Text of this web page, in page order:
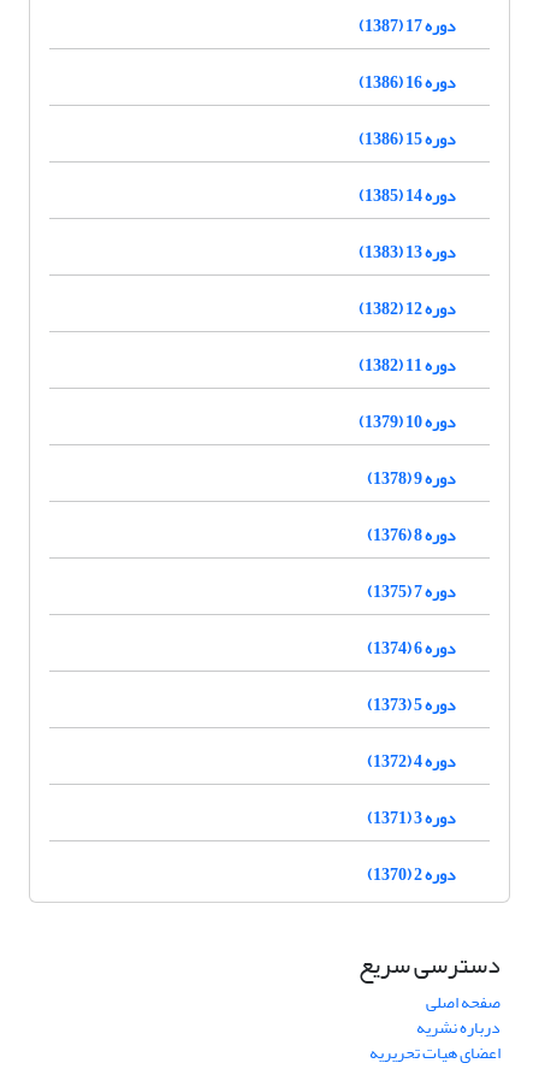
دوره 17 (1387)
دوره 16 (1386)
دوره 15 (1386)
دوره 14 (1385)
دوره 13 (1383)
دوره 12 (1382)
دوره 11 (1382)
دوره 10 (1379)
دوره 9 (1378)
دوره 8 (1376)
دوره 7 (1375)
دوره 6 (1374)
دوره 5 (1373)
دوره 4 (1372)
دوره 3 (1371)
دوره 2 (1370)
دسترسی سریع
صفحه اصلی
درباره نشریه
اعضای هیات تحریریه